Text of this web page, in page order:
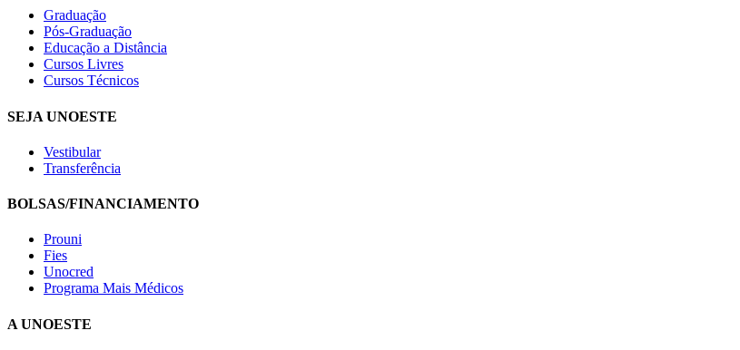
Graduação
Pós-Graduação
Educação a Distância
Cursos Livres
Cursos Técnicos
SEJA UNOESTE
Vestibular
Transferência
BOLSAS/FINANCIAMENTO
Prouni
Fies
Unocred
Programa Mais Médicos
A UNOESTE